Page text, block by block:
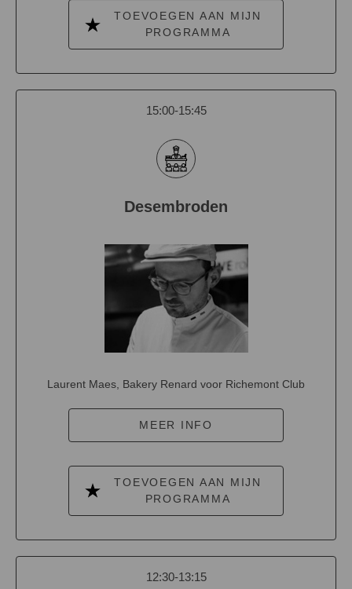
TOEVOEGEN AAN MIJN
PROGRAMMA
15:00-15:45
Desembroden
Laurent Maes, Bakery Renard voor Richemont Club
MEER INFO
TOEVOEGEN AAN MIJN
PROGRAMMA
12:30-13:15